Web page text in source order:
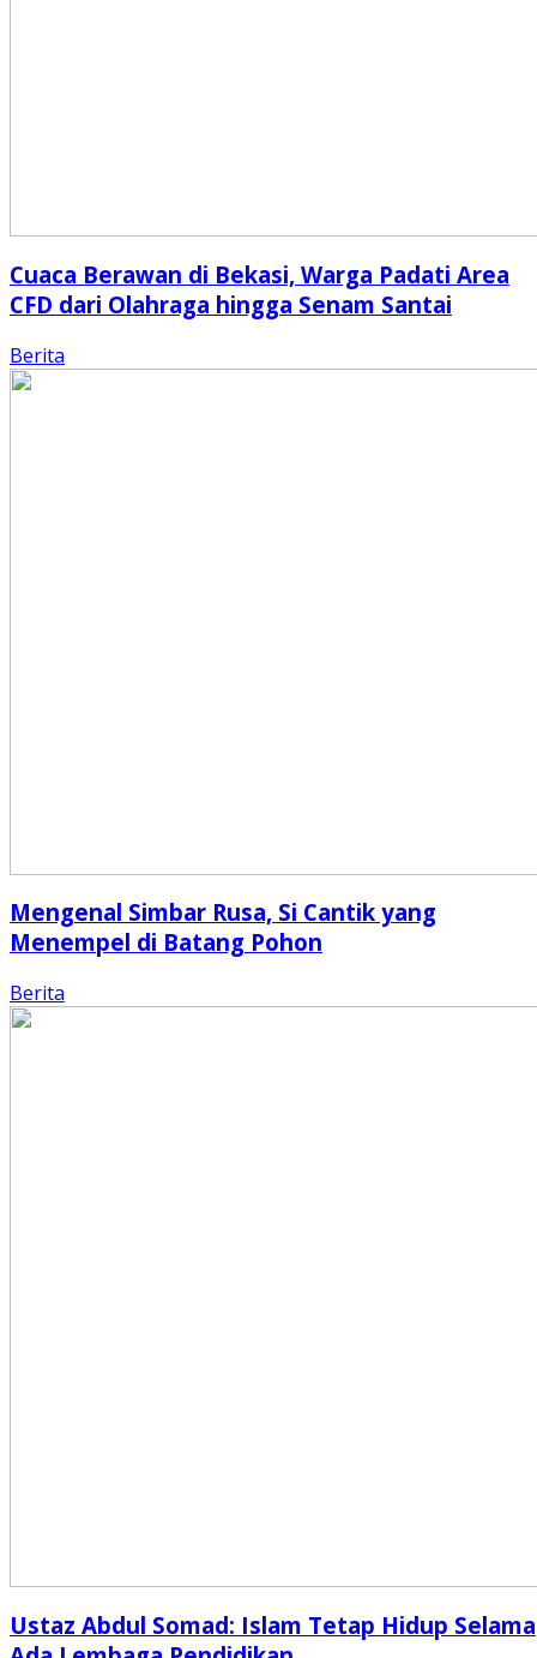
Cuaca Berawan di Bekasi, Warga Padati Area
CFD dari Olahraga hingga Senam Santai
Berita
Mengenal Simbar Rusa, Si Cantik yang
Menempel di Batang Pohon
Berita
Ustaz Abdul Somad: Islam Tetap Hidup Selama